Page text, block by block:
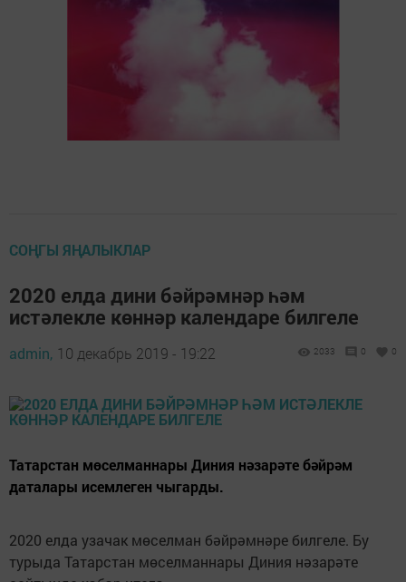
СОҢГЫ ЯҢАЛЫКЛАР
2020 елда дини бәйрәмнәр һәм
истәлекле көннәр календаре билгеле
admin, 10 декабрь 2019 - 19:22 2033 0 0
Татарстан мөселманнары Диния нәзарәте бәйрәм
даталары исемлеген чыгарды.
2020 елда узачак мөселман бәйрәмнәре билгеле. Бу
турыда Татарстан мөселманнары Диния нәзарәте